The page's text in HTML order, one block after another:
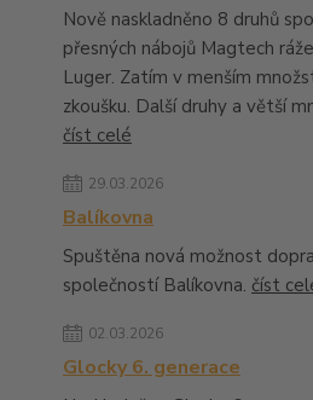
Nově naskladněno 8 druhů
přesných nábojů Magtech
Luger. Zatím v menším
zkoušku. Další druhy a větší
číst celé
29.03.2026
Balíkovna
Spuštěna nová možnost
společností Balíkovna. číst
02.03.2026
Glocky 6. generace